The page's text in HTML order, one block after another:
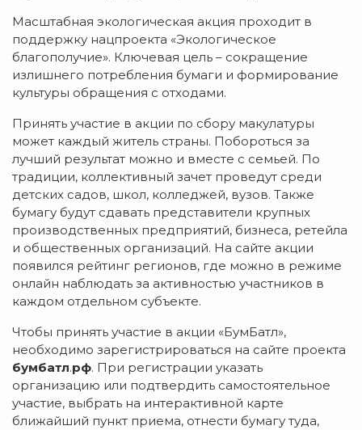
Масштабная экологическая акция проходит в
поддержку нацпроекта «Экологическое
благополучие». Ключевая цель – сокращение
излишнего потребления бумаги и формирование
культуры обращения с отходами.
Принять участие в акции по сбору макулатуры
может каждый житель страны. Побороться за
лучший результат можно и вместе с семьей. По
традиции, коллективный зачет проведут среди
детских садов, школ, колледжей, вузов. Также
бумагу будут сдавать представители крупных
производственных предприятий, бизнеса, ретейла
и общественных организаций. На сайте акции
появился рейтинг регионов, где можно в режиме
онлайн наблюдать за активностью участников в
каждом отдельном субъекте.
Чтобы принять участие в акции «БумБатл»,
необходимо зарегистрироваться на сайте проекта
бумбатл.рф. При регистрации указать
организацию или подтвердить самостоятельное
участие, выбрать на интерактивной карте
ближайший пункт приема, отнести бумагу туда,